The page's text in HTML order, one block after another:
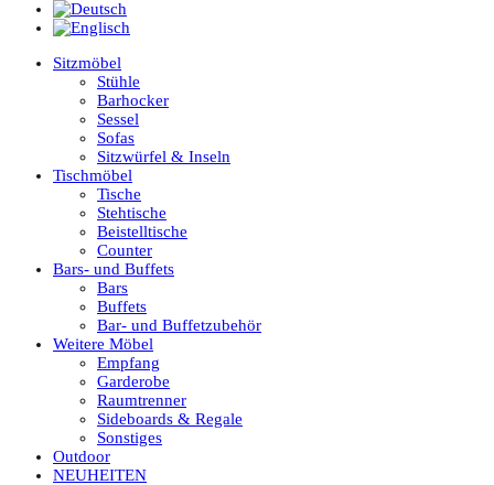
Sitzmöbel
Stühle
Barhocker
Sessel
Sofas
Sitzwürfel & Inseln
Tischmöbel
Tische
Stehtische
Beistelltische
Counter
Bars- und Buffets
Bars
Buffets
Bar- und Buffetzubehör
Weitere Möbel
Empfang
Garderobe
Raumtrenner
Sideboards & Regale
Sonstiges
Outdoor
NEUHEITEN